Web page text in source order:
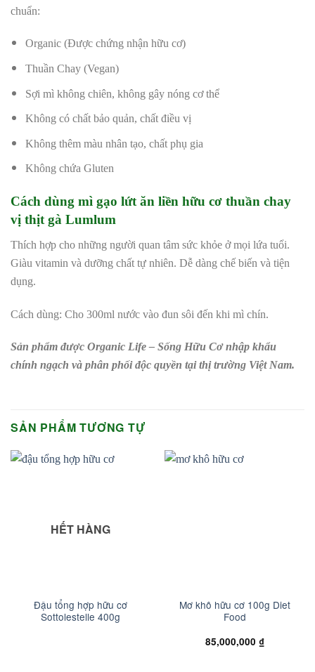
chuẩn:
Organic (Được chứng nhận hữu cơ)
Thuần Chay (Vegan)
Sợi mì không chiên, không gây nóng cơ thể
Không có chất bảo quản, chất điều vị
Không thêm màu nhân tạo, chất phụ gia
Không chứa Gluten
Cách dùng mì gạo lứt ăn liền hữu cơ thuần chay
vị thịt gà Lumlum
Thích hợp cho những người quan tâm sức khỏe ở mọi lứa tuổi.
Giàu vitamin và dưỡng chất tự nhiên. Dễ dàng chế biến và tiện
dụng.
Cách dùng: Cho 300ml nước vào đun sôi đến khi mì chín.
Sản phẩm được Organic Life – Sống Hữu Cơ nhập khẩu
chính ngạch và phân phối độc quyền tại thị trường Việt Nam.
SẢN PHẨM TƯƠNG TỰ
HẾT HÀNG
Đậu tổng hợp hữu cơ
Sottolestelle 400g
Mơ khô hữu cơ 100g Diet
Food
85,000,000 ₫